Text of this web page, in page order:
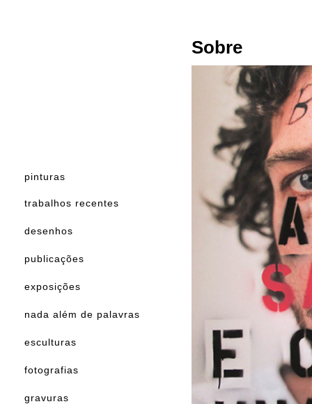
Sobre
pinturas
trabalhos recentes
desenhos
publicações
exposições
nada além de palavras
esculturas
fotografias
gravuras